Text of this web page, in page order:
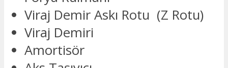
Viraj Demir Askı Rotu (Z Rotu)
Viraj Demiri
Amortisör